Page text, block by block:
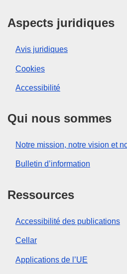
Aspects juridiques
Avis juridiques
Cookies
Accessibilité
Qui nous sommes
Notre mission, notre vision et
Bulletin d’information
Ressources
Accessibilité des publications
Cellar
Applications de l’UE